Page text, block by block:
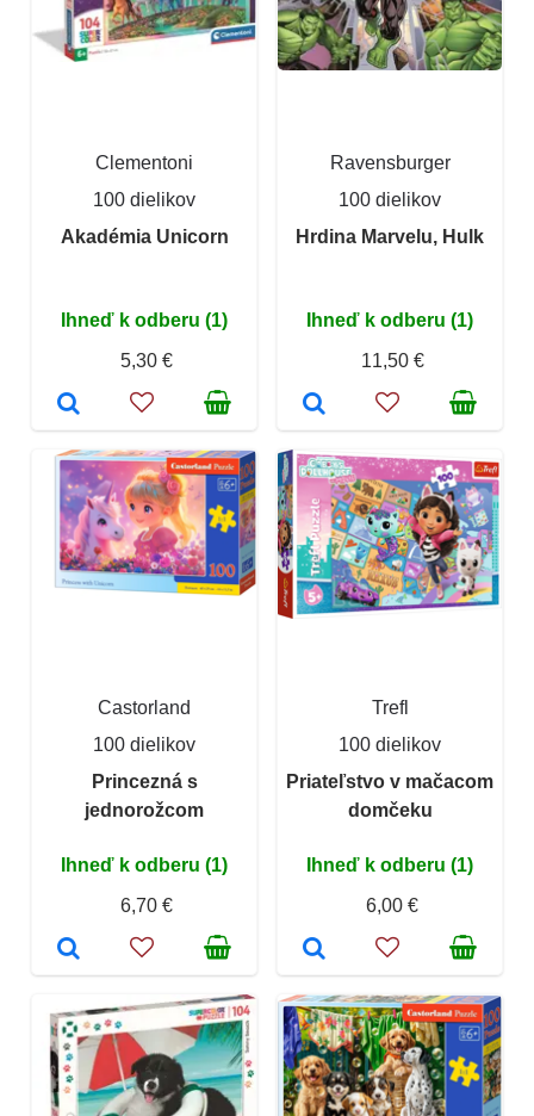
Clementoni
100 dielikov
Akadémia Unicorn
Ihneď k odberu (1)
5,30 €
Ravensburger
100 dielikov
Hrdina Marvelu, Hulk
Ihneď k odberu (1)
11,50 €
Castorland
100 dielikov
Princezná s
jednorožcom
Ihneď k odberu (1)
6,70 €
Trefl
100 dielikov
Priateľstvo v mačacom
domčeku
Ihneď k odberu (1)
6,00 €